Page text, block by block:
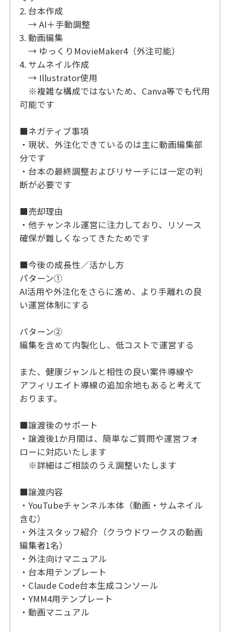
2. 台本作成
→ AI＋手動調整
3. 動画編集
→ ゆっくりMovieMaker4（外注可能）
4. サムネイル作成
→ Illustrator使用
※複雑な構成ではないため、Canva等でも代用
可能です
■ネガティブ事項
・現状、外注化できているのは主に動画編集部
分です
・台本の最終調整およびリサーチには一定の判
断が必要です
■売却理由
・他チャンネル運営に注力しており、リソース
確保が難しくなってきたためです
■今後の成長性／活かし方
パターン①
AI活用や外注化をさらに進め、より手離れの良
い運営体制にする
パターン②
編集を含めて内製化し、低コストで運営する
また、健康ジャンルと相性の良い案件導線や
アフィリエイト導線の追加余地もあると考えて
おります。
■譲渡後のサポート
・譲渡後1か月間は、簡単なご質問や運営フォ
ローに対応いたします
※詳細はご相談のうえ調整いたします
■譲渡内容
・YouTubeチャンネル本体（動画・サムネイル
含む）
・外注スタッフ紹介（クラウドワークスの動画
編集者1名）
・外注向けマニュアル
・台本用テンプレート
・Claude Code台本生成コンソール
・YMM4用テンプレート
・動画マニュアル